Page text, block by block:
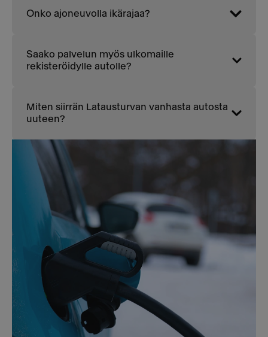
Onko ajoneuvolla ikärajaa?
Saako palvelun myös ulkomaille
rekisteröidylle autolle?
Miten siirrän Latausturvan vanhasta autosta
uuteen?